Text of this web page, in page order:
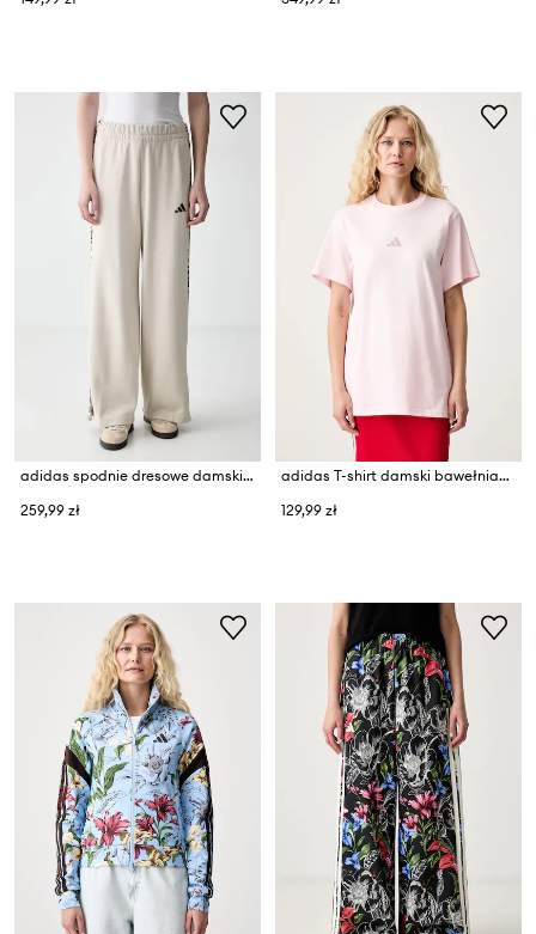
adidas spodnie dresowe damskie z bawełną Leopard Pack
259,99 zł
adidas T-shirt damski bawełniany Animal Pack
129,99 zł